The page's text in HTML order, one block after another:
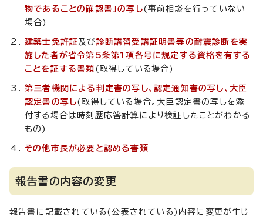
物であることの確認書」の写し(事前相談を行っていない
場合)
建築士免許証 及び診断講習受講証明書等の耐震診断を実
施した者が省令第5条第1項各号に規定する資格を有する
ことを証する書類 (取得している場合)
第三者機関による判定書の写し、認定通知書の写し、大臣
認定書の写し(取得している場合。大臣認定書の写しを添
付する場合は時刻歴応答計算により検証したことがわかる
もの)
その他市長が必要と認める書類
報告書の内容の変更
報告書に記載されている(公表されている)内容に変更が生じ